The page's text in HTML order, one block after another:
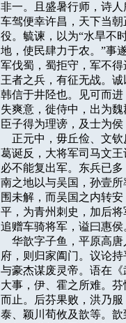
非一。且盛暑行师，诗
车驾便幸许昌，天下当
役。毓谏，以为“水旱不
地，使民肆力于农。”事
军伐蜀，蜀拒守，军不
王者之兵，有征无战。
韩信于井陉也。见可而
失爽意，徙侍中，出为
臣子得为理谤，及士为侯
正元中，毋丘俭、文
葛诞反，大将军司马文
必不能复出军。东兵已
南之地以与吴国，孙壹
围未解，而吴国之内转
平，为青州刺史，加后
追赠车骑将军，谥曰惠侯
华歆字子鱼，平原高
府，则归家阖门。议论
与豪杰谋废灵帝。语在
大事，伊、霍之所难。
而止。后芬果败，洪乃
泰、颖川荀攸及歆等。